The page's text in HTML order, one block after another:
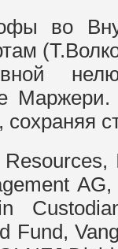
во
Маржери.
Fund,